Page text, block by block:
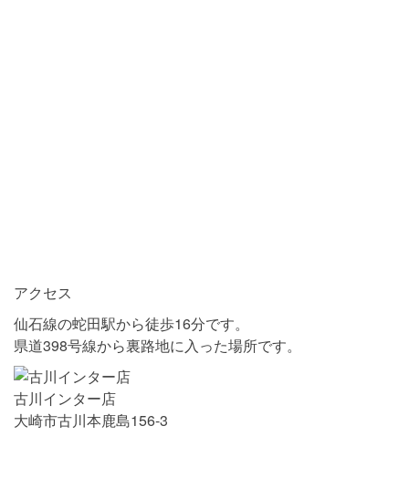
アクセス
仙石線の蛇田駅から徒歩16分です。
県道398号線から裏路地に入った場所です。
古川インター店
大崎市古川本鹿島156-3